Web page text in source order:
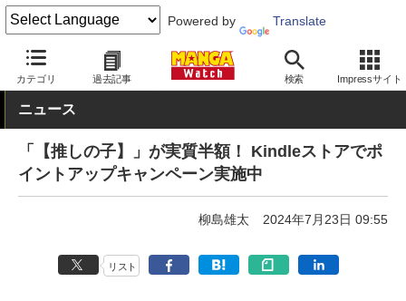
Powered by Translate
カテゴリ 過去記事 検索 Impressサイト
MANGA Watch セール
ニュース
「【推しの子】」が実質半額！ Kindleストアでポ
イントアップキャンペーン実施中
柳島雄太 2024年7月23日 09:55
リスト